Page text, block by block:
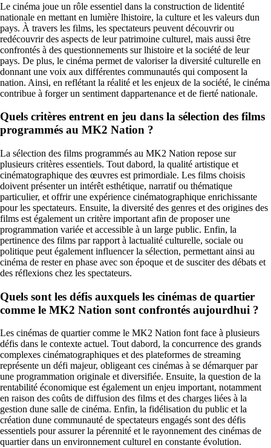
Le cinéma joue un rôle essentiel dans la construction de lidentité
nationale en mettant en lumière lhistoire, la culture et les valeurs dun
pays. À travers les films, les spectateurs peuvent découvrir ou
redécouvrir des aspects de leur patrimoine culturel, mais aussi être
confrontés à des questionnements sur lhistoire et la société de leur
pays. De plus, le cinéma permet de valoriser la diversité culturelle en
donnant une voix aux différentes communautés qui composent la
nation. Ainsi, en reflétant la réalité et les enjeux de la société, le cinéma
contribue à forger un sentiment dappartenance et de fierté nationale.
Quels critères entrent en jeu dans la sélection des films
programmés au MK2 Nation ?
La sélection des films programmés au MK2 Nation repose sur
plusieurs critères essentiels. Tout dabord, la qualité artistique et
cinématographique des œuvres est primordiale. Les films choisis
doivent présenter un intérêt esthétique, narratif ou thématique
particulier, et offrir une expérience cinématographique enrichissante
pour les spectateurs. Ensuite, la diversité des genres et des origines des
films est également un critère important afin de proposer une
programmation variée et accessible à un large public. Enfin, la
pertinence des films par rapport à lactualité culturelle, sociale ou
politique peut également influencer la sélection, permettant ainsi au
cinéma de rester en phase avec son époque et de susciter des débats et
des réflexions chez les spectateurs.
Quels sont les défis auxquels les cinémas de quartier
comme le MK2 Nation sont confrontés aujourdhui ?
Les cinémas de quartier comme le MK2 Nation font face à plusieurs
défis dans le contexte actuel. Tout dabord, la concurrence des grands
complexes cinématographiques et des plateformes de streaming
représente un défi majeur, obligeant ces cinémas à se démarquer par
une programmation originale et diversifiée. Ensuite, la question de la
rentabilité économique est également un enjeu important, notamment
en raison des coûts de diffusion des films et des charges liées à la
gestion dune salle de cinéma. Enfin, la fidélisation du public et la
création dune communauté de spectateurs engagés sont des défis
essentiels pour assurer la pérennité et le rayonnement des cinémas de
quartier dans un environnement culturel en constante évolution.